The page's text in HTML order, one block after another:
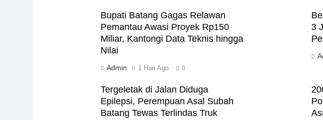
Bupati Batang Gagas Relawan
Pemantau Awasi Proyek Rp150
Miliar, Kantongi Data Teknis hingga
Nilai
Admin 1 Hari Ago 0
3
Tergeletak di Jalan Diduga
Epilepsi, Perempuan Asal Subah
Batang Tewas Terlindas Truk